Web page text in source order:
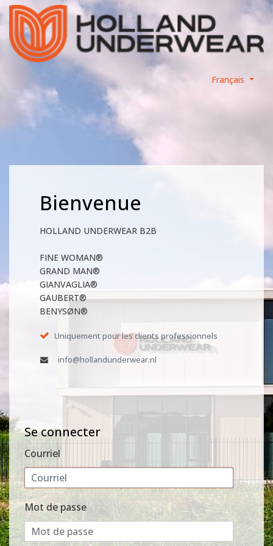
Français
Bienvenue
HOLLAND UNDERWEAR B2B
FINE WOMAN®
GRAND MAN®
GIANVAGLIA®
GAUBERT®
BENYSØN®
Uniquement pour les clients professionnels
info@hollandunderwear.nl
Se connecter
Courriel
Mot de passe